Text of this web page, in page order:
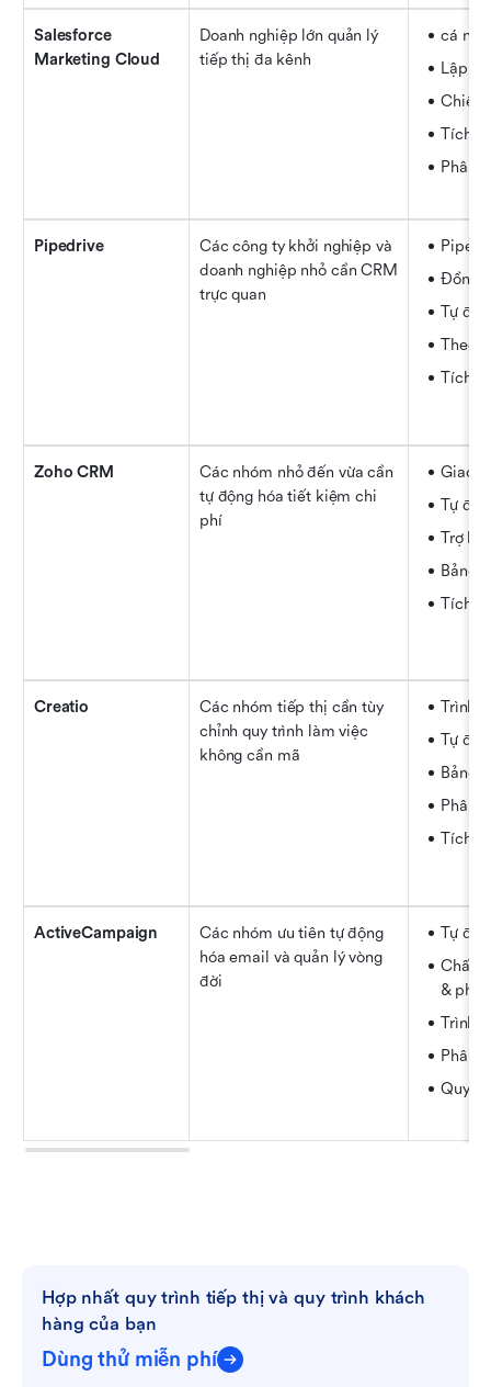
Salesforce
Marketing Cloud
Doanh nghiệp lớn quản lý
tiếp thị đa kênh
cá
Lập
Chiến
Tích
Phân
Pipedrive
Các công ty khởi nghiệp và
doanh nghiệp nhỏ cần CRM
trực quan
Đồng
Tự
Theo
Tích
Zoho CRM
Các nhóm nhỏ đến vừa cần
tự động hóa tiết kiệm chi
phí
Giao
Tự
Trợ lý
Bảng
Tích
Creatio
Các nhóm tiếp thị cần tùy
chỉnh quy trình làm việc
không cần mã
Trình
Tự
Bảng
Phân
Tích
ActiveCampaign
Các nhóm ưu tiên tự động
hóa email và quản lý vòng
đời
Tự
Chấm
&
Trình
Phân
Quy
Hợp nhất quy trình tiếp thị và quy trình khách
hàng của bạn
Dùng thử miễn phí